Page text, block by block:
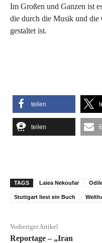
Im Großen und Ganzen ist
die durch die Musik und die
gestaltet ist.
teilen
teilen
TAGS Laiea Nekoufar
Stuttgart liest ein Buch
Vorheriger Artikel
Reportage – „Iran